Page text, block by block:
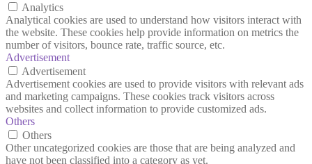
Analytics
Analytical cookies are used to understand how visitors interact with
the website. These cookies help provide information on metrics the
number of visitors, bounce rate, traffic source, etc.
Advertisement
Advertisement
Advertisement cookies are used to provide visitors with relevant ads
and marketing campaigns. These cookies track visitors across
websites and collect information to provide customized ads.
Others
Others
Other uncategorized cookies are those that are being analyzed and
have not been classified into a category as yet.